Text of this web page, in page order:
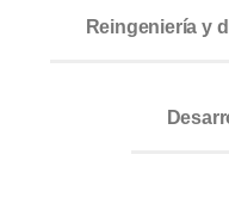
Reingeniería y